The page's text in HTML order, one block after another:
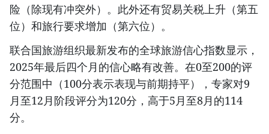
险（除现有冲突外）。此外还有贸易关税上升（第五
位）和旅行要求增加（第六位）。
联合国旅游组织最新发布的全球旅游信心指数显示，
2025年最后四个月的信心略有改善。在0至200的评
分范围中（100分表示表现与前期持平），专家对9
月至12月阶段评分为120分，高于5月至8月的114
分。